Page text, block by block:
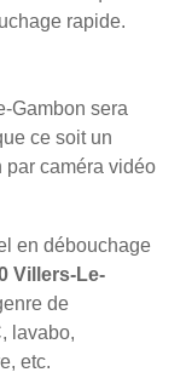
rapide.
Gambon sera
ce soit un
par caméra vidéo
en débouchage
Villers-Le-
de
lavabo,
etc.